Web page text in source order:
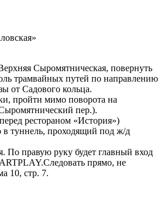
Сыромятническая, повернуть
трамвайных путей по направлению
от Садового кольца.
пройти мимо поворота на
пер.).
рестораном «История»)
в туннель, проходящий под ж/д
По правую руку будет главный вход
прямо, не
10, стр. 7.